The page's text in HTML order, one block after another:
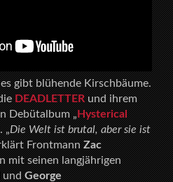
gibt blühende Kirschbäume.
DEADLETTER und ihrem
Debütalbum „Hysterical
„Die Welt ist brutal, aber sie ist
FrontmannZac
mit seinen langjährigen
undGeorge